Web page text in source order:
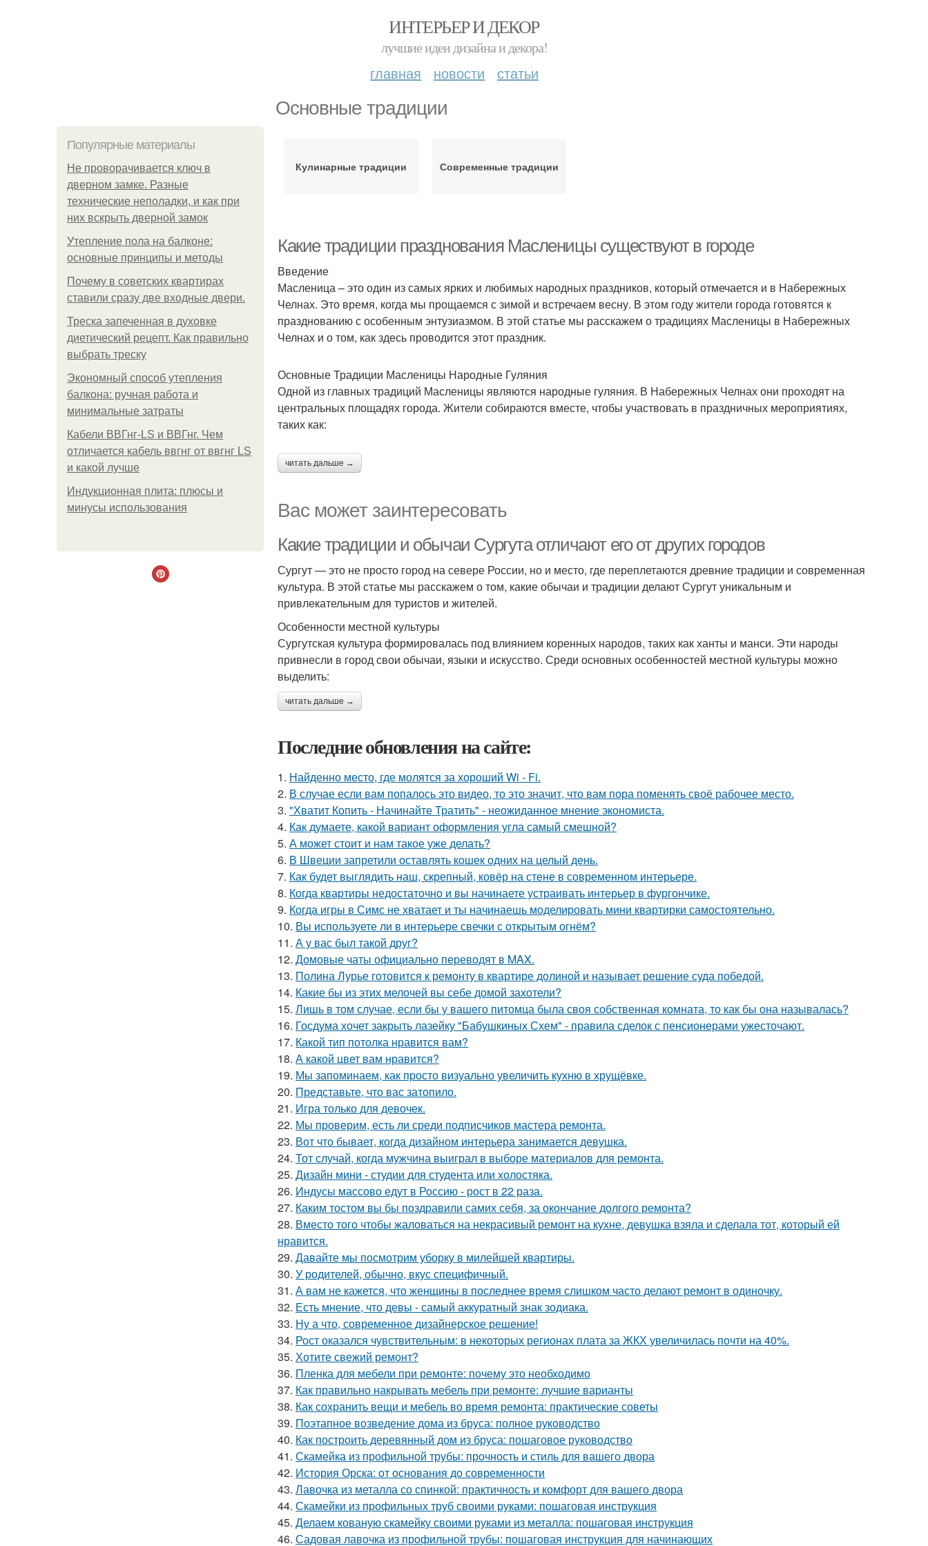
ИНТЕРЬЕР И ДЕКОР
лучшие идеи дизайна и декора!
главная новости статьи
Основные традиции
Популярные материалы
Не проворачивается ключ в
дверном замке. Разные
технические неполадки, и как при
них вскрыть дверной замок
Утепление пола на балконе:
основные принципы и методы
Почему в советских квартирах
ставили сразу две входные двери.
Треска запеченная в духовке
диетический рецепт. Как правильно
выбрать треску
Экономный способ утепления
балкона: ручная работа и
минимальные затраты
Кабели ВВГнг-LS и ВВГнг. Чем
отличается кабель ввгнг от ввгнг LS
и какой лучше
Индукционная плита: плюсы и
минусы использования
Кулинарные традиции Современные традиции
Какие традиции празднования Масленицы существуют в городе
Введение
Масленица – это один из самых ярких и любимых народных праздников, который отмечается и в Набережных
Челнах. Это время, когда мы прощаемся с зимой и встречаем весну. В этом году жители города готовятся к
празднованию с особенным энтузиазмом. В этой статье мы расскажем о традициях Масленицы в Набережных
Челнах и о том, как здесь проводится этот праздник.
Основные Традиции Масленицы Народные Гуляния
Одной из главных традиций Масленицы являются народные гуляния. В Набережных Челнах они проходят на
центральных площадях города. Жители собираются вместе, чтобы участвовать в праздничных мероприятиях,
таких как:
читать дальше →
Вас может заинтересовать
Какие традиции и обычаи Сургута отличают его от других городов
Сургут — это не просто город на севере России, но и место, где переплетаются древние традиции и современная
культура. В этой статье мы расскажем о том, какие обычаи и традиции делают Сургут уникальным и
привлекательным для туристов и жителей.
Особенности местной культуры
Сургутская культура формировалась под влиянием коренных народов, таких как ханты и манси. Эти народы
привнесли в город свои обычаи, языки и искусство. Среди основных особенностей местной культуры можно
выделить:
читать дальше →
Последние обновления на сайте:
1. Найденно место, где молятся за хороший Wi - Fi.
2. В случае если вам попалось это видео, то это значит, что вам пора поменять своё рабочее место.
3. "Хватит Копить - Начинайте Тратить" - неожиданное мнение экономиста.
4. Как думаете, какой вариант оформления угла самый смешной?
5. А может стоит и нам такое уже делать?
6. В Швеции запретили оставлять кошек одних на целый день.
7. Как будет выглядить наш, скрепный, ковёр на стене в современном интерьере.
8. Когда квартиры недостаточно и вы начинаете устраивать интерьер в фургончике.
9. Когда игры в Симс не хватает и ты начинаешь моделировать мини квартирки самостоятельно.
10. Вы используете ли в интерьере свечки с открытым огнём?
11. А у вас был такой друг?
12. Домовые чаты официально переводят в MAX.
13. Полина Лурье готовится к ремонту в квартире долиной и называет решение суда победой.
14. Какие бы из этих мелочей вы себе домой захотели?
15. Лишь в том случае, если бы у вашего питомца была своя собственная комната, то как бы она называлась?
16. Госдума хочет закрыть лазейку "Бабушкиных Схем" - правила сделок с пенсионерами ужесточают.
17. Какой тип потолка нравится вам?
18. А какой цвет вам нравится?
19. Мы запоминаем, как просто визуально увеличить кухню в хрущёвке.
20. Представьте, что вас затопило.
21. Игра только для девочек.
22. Мы проверим, есть ли среди подписчиков мастера ремонта.
23. Вот что бывает, когда дизайном интерьера занимается девушка.
24. Тот случай, когда мужчина выиграл в выборе материалов для ремонта.
25. Дизайн мини - студии для студента или холостяка.
26. Индусы массово едут в Россию - рост в 22 раза.
27. Каким тостом вы бы поздравили самих себя, за окончание долгого ремонта?
28. Вместо того чтобы жаловаться на некрасивый ремонт на кухне, девушка взяла и сделала тот, который ей
нравится.
29. Давайте мы посмотрим уборку в милейшей квартиры.
30. У родителей, обычно, вкус специфичный.
31. А вам не кажется, что женщины в последнее время слишком часто делают ремонт в одиночку.
32. Есть мнение, что девы - самый аккуратный знак зодиака.
33. Ну а что, современное дизайнерское решение!
34. Рост оказался чувствительным: в некоторых регионах плата за ЖКХ увеличилась почти на 40%.
35. Хотите свежий ремонт?
36. Пленка для мебели при ремонте: почему это необходимо
37. Как правильно накрывать мебель при ремонте: лучшие варианты
38. Как сохранить вещи и мебель во время ремонта: практические советы
39. Поэтапное возведение дома из бруса: полное руководство
40. Как построить деревянный дом из бруса: пошаговое руководство
41. Скамейка из профильной трубы: прочность и стиль для вашего двора
42. История Орска: от основания до современности
43. Лавочка из металла со спинкой: практичность и комфорт для вашего двора
44. Скамейки из профильных труб своими руками: пошаговая инструкция
45. Делаем кованую скамейку своими руками из металла: пошаговая инструкция
46. Садовая лавочка из профильной трубы: пошаговая инструкция для начинающих